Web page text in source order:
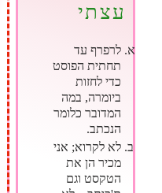
עצתי
לרפרף עד
תחתית הפוסט
כדי לחזות
ביומרה, במה
המדובר כלומר
הנכתב.
לא לקרוא; אני
מכיר הן את
הטקסט וגם